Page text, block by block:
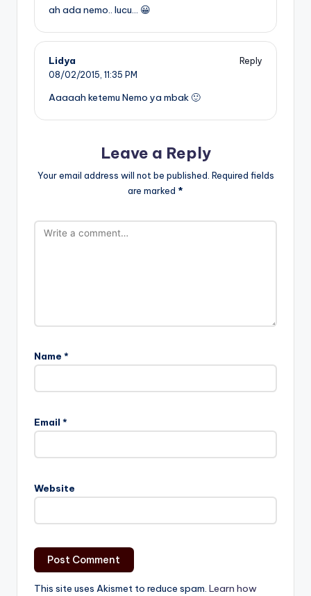
ah ada nemo.. lucu… 😀
Lidya
Reply
08/02/2015, 11:35 PM
Aaaaah ketemu Nemo ya mbak 🙂
Leave a Reply
Your email address will not be published. Required fields
are marked *
Name *
Email *
Website
This site uses Akismet to reduce spam. Learn how